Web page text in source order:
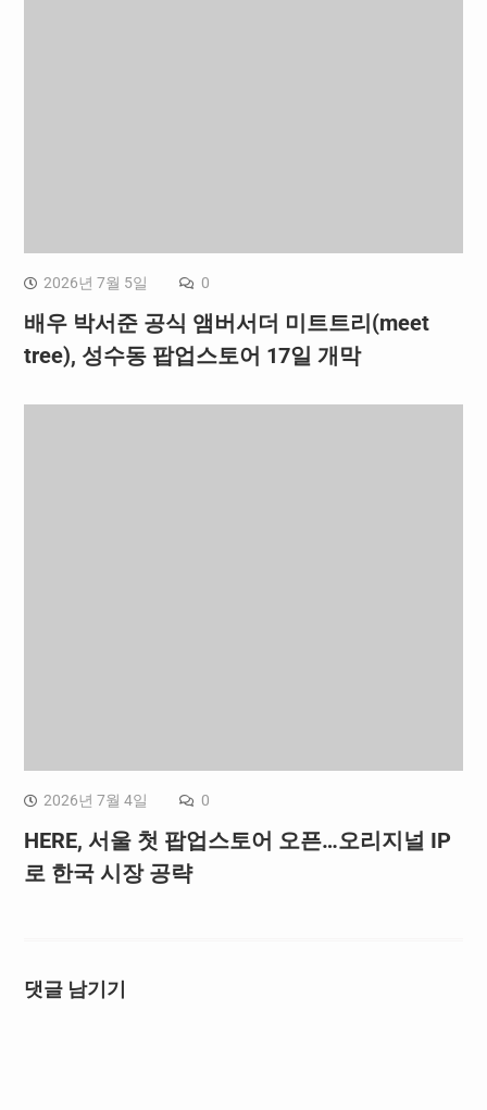
2026년 7월 5일 0
배우 박서준 공식 앰버서더 미트트리(meet
tree), 성수동 팝업스토어 17일 개막
2026년 7월 4일 0
HERE, 서울 첫 팝업스토어 오픈…오리지널 IP
로 한국 시장 공략
댓글 남기기